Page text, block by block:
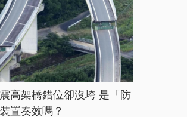
高架橋錯位卻沒垮 是「防
置奏效嗎？